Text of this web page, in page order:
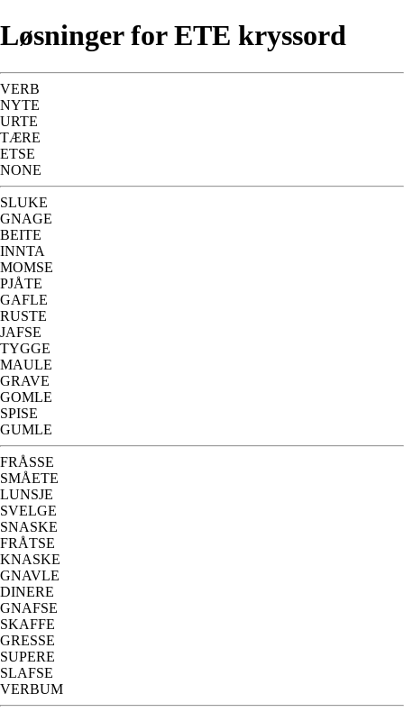
Løsninger for ETE kryssord
VERB
NYTE
URTE
TÆRE
ETSE
NONE
SLUKE
GNAGE
BEITE
INNTA
MOMSE
PJÅTE
GAFLE
RUSTE
JAFSE
TYGGE
MAULE
GRAVE
GOMLE
SPISE
GUMLE
FRÅSSE
SMÅETE
LUNSJE
SVELGE
SNASKE
FRÅTSE
KNASKE
GNAVLE
DINERE
GNAFSE
SKAFFE
GRESSE
SUPERE
SLAFSE
VERBUM